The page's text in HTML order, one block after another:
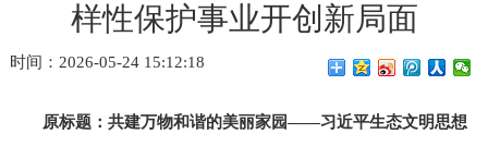
样性保护事业开创新局面
时间：2026-05-24 15:12:18
原标题：共建万物和谐的美丽家园——习近平生态文明思想